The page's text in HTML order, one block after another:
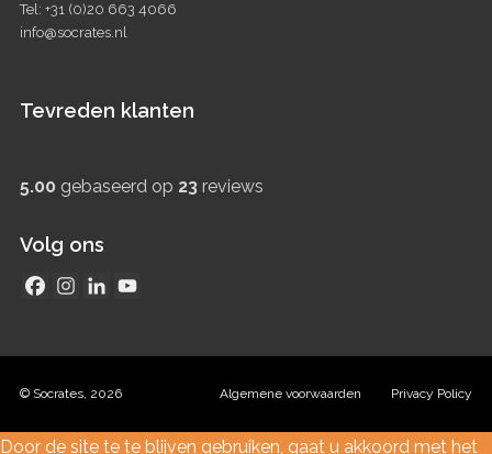
Tel: +31 (0)20 663 4066
info@socrates.nl
Tevreden klanten
5.00 gebaseerd op 23 reviews
Volg ons
© Socrates, 2026 Algemene voorwaarden Privacy Policy
Door de site te te blijven gebruiken, gaat u akkoord met het